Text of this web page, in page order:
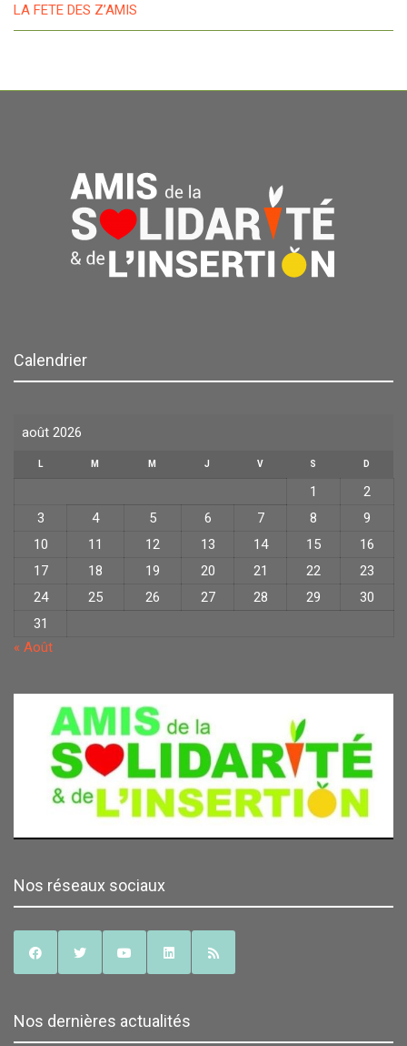
LA FETE DES Z’AMIS
Calendrier
août 2026
L M M J V S D
1
2
3
4 5 6 7 8
9
10
11 12 13 14 15
16
17
18 19 20 21 22
23
24
25 26 27 28 29
30
31
« Août
Nos réseaux sociaux
Nos dernières actualités